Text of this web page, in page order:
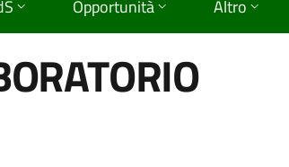
Opportunità Altro